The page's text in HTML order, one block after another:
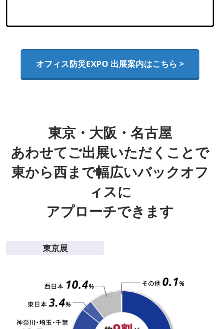
オフィス防災EXPO 出展案内はこちら >
東京・大阪・名古屋
あわせてご出展いただくことで
東から西まで幅広いバックオフ
ィスに
アプローチできます
東京展